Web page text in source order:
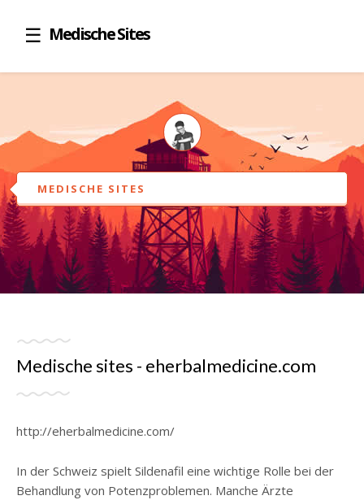
Medische Sites
MEDISCHE SITES
Medische sites - eherbalmedicine.com
http://eherbalmedicine.com/
In der Schweiz spielt Sildenafil eine wichtige Rolle bei der
Behandlung von Potenzproblemen. Manche Ärzte